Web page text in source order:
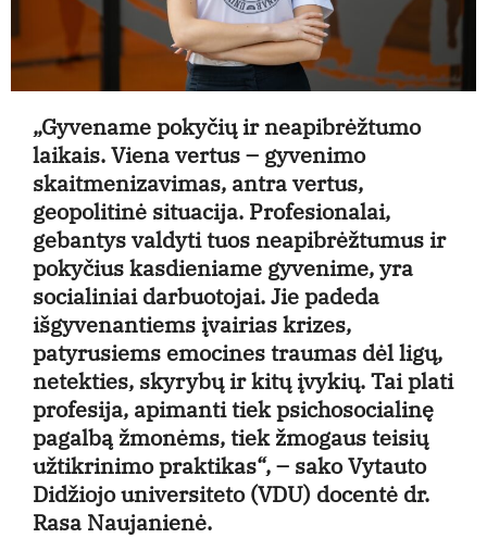
„Gyvename pokyčių ir neapibrėžtumo
laikais. Viena vertus – gyvenimo
skaitmenizavimas, antra vertus,
geopolitinė situacija. Profesionalai,
gebantys valdyti tuos neapibrėžtumus ir
pokyčius kasdieniame gyvenime, yra
socialiniai darbuotojai. Jie padeda
išgyvenantiems įvairias krizes,
patyrusiems emocines traumas dėl ligų,
netekties, skyrybų ir kitų įvykių. Tai plati
profesija, apimanti tiek psichosocialinę
pagalbą žmonėms, tiek žmogaus teisių
užtikrinimo praktikas“, – sako Vytauto
Didžiojo universiteto (VDU) docentė dr.
Rasa Naujanienė.